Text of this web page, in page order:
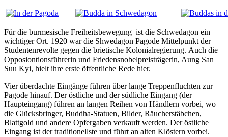
Für die burmesische Freiheitsbewegung ist die Schwedagon ein
wichtiger Ort. 1920 war die Shwedagon Pagode Mittelpunkt der
Studentenrevolte gegen die brietische Kolonialregierung. Auch die
Opposiontionsführerin und Friedensnobelpreisträgerin, Aung San
Suu Kyi, hielt ihre erste öffentliche Rede hier.
Vier überdachte Eingänge führen über lange Treppenfluchten zur
Pagode hinauf. Der östliche und der südliche Eingang (der
Haupteingang) führen an langen Reihen von Händlern vorbei, wo
die Glücksbringer, Buddha-Statuen, Bilder, Räucherstäbchen,
Blattgold und andere Opfergaben verkauft werden. Der östliche
Eingang ist der traditionellste und führt an alten Klöstern vorbei.